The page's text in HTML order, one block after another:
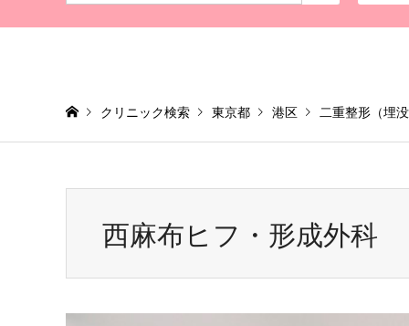
クリニック検索 東京都 港区 二重整形（埋
西麻布ヒフ・形成外科